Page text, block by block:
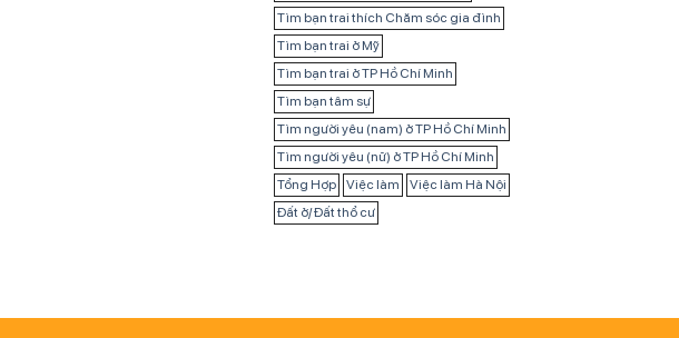
Tìm bạn trai thích Chăm sóc gia đình
Tìm bạn trai ở Mỹ
Tìm bạn trai ở TP Hồ Chí Minh
Tìm bạn tâm sự
Tìm người yêu (nam) ở TP Hồ Chí Minh
Tìm người yêu (nữ) ở TP Hồ Chí Minh
Tổng Hợp
Việc làm
Việc làm Hà Nội
Đất ở/ Đất thổ cư